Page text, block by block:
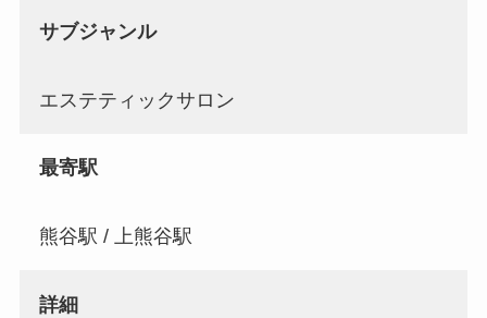
サブジャンル
エステティックサロン
最寄駅
熊谷駅 / 上熊谷駅
詳細